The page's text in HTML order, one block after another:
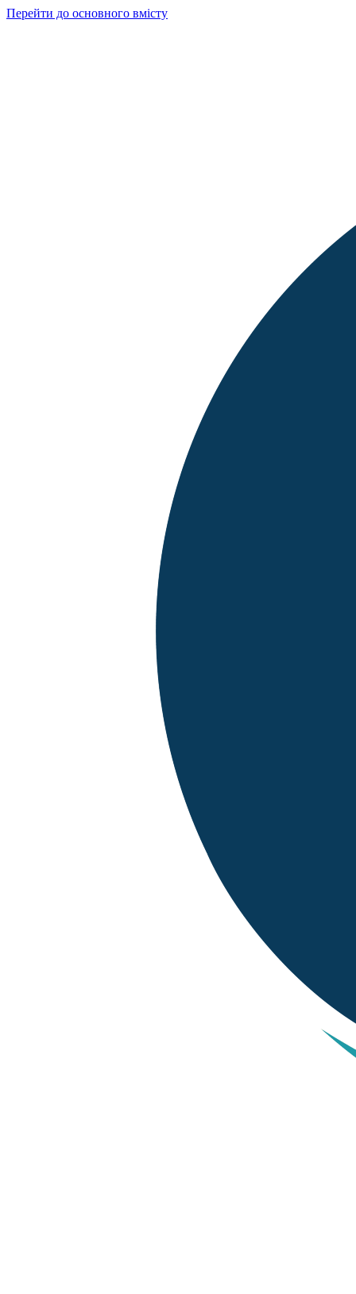
Перейти до основного вмісту